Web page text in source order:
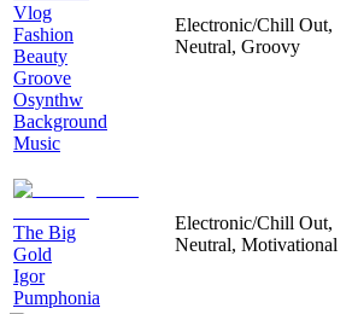
Vlog
Fashion
Beauty
Groove
Osynthw
Background
Music
Electronic/Chill Out,
Neutral, Groovy
The Big
Gold
Igor
Pumphonia
Electronic/Chill Out,
Neutral, Motivational